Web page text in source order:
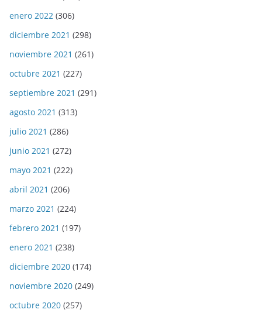
enero 2022 (306)
diciembre 2021 (298)
noviembre 2021 (261)
octubre 2021 (227)
septiembre 2021 (291)
agosto 2021 (313)
julio 2021 (286)
junio 2021 (272)
mayo 2021 (222)
abril 2021 (206)
marzo 2021 (224)
febrero 2021 (197)
enero 2021 (238)
diciembre 2020 (174)
noviembre 2020 (249)
octubre 2020 (257)